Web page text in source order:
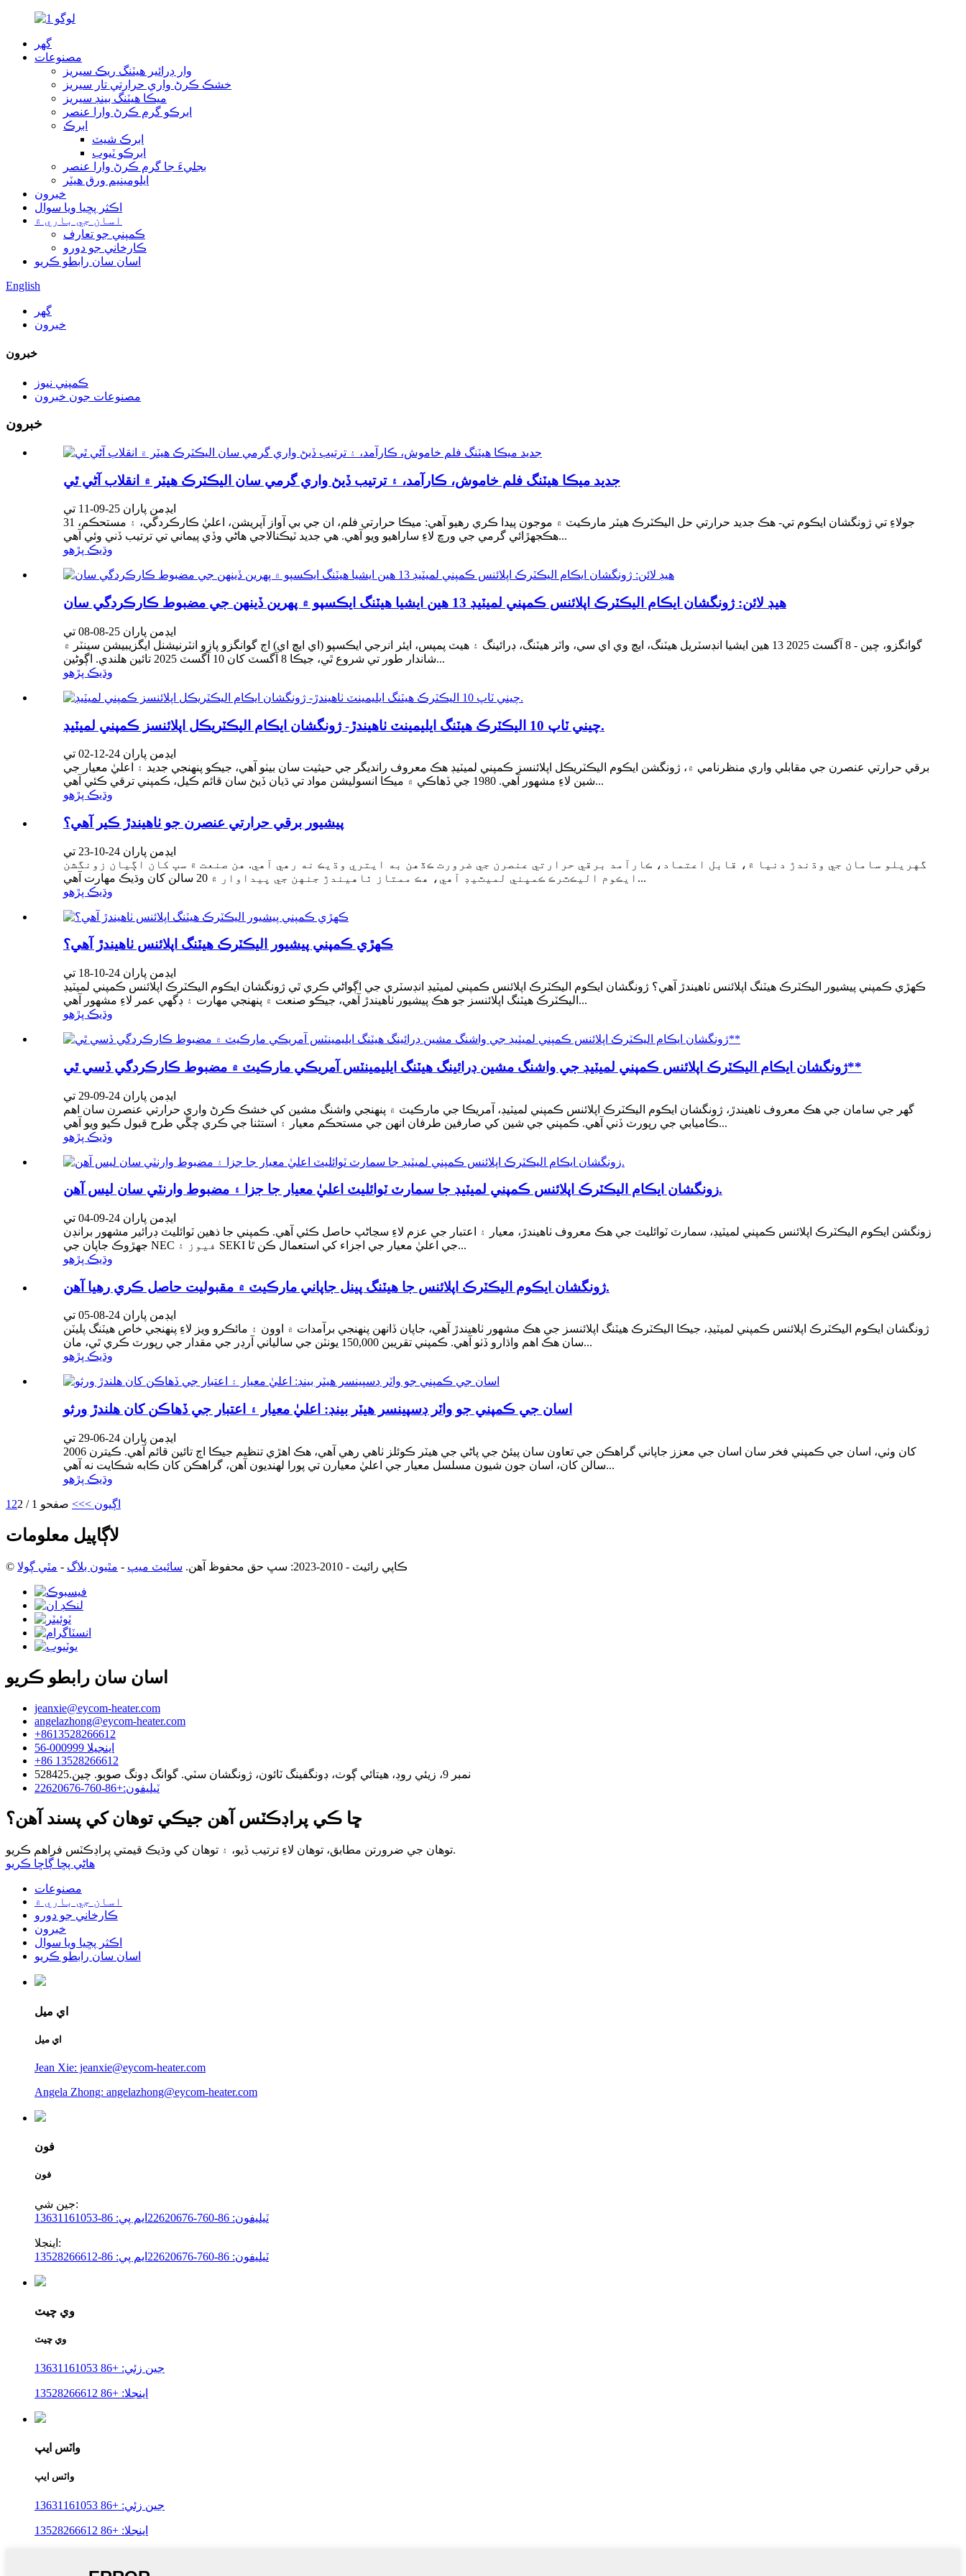
گھر
مصنوعات
وار ڊرائير هيٽنگ ريڪ سيريز
خشڪ ڪرڻ واري حرارتي تار سيريز
ميڪا هيٽنگ بينڊ سيريز
ابرڪو گرم ڪرڻ وارا عنصر
ابرڪ
ابرڪ شيٽ
ابرڪو ٽيوب
بجليءَ جا گرم ڪرڻ وارا عنصر
ايلومينيم ورق هيٽر
خبرون
اڪثر پڇيا ويا سوال
اسان جي باري ۾
ڪمپني جو تعارف
ڪارخاني جو دورو
اسان سان رابطو ڪريو
English
گھر
خبرون
خبرون
ڪمپني نيوز
مصنوعات جون خبرون
خبرون
جديد ميڪا هيٽنگ فلم خاموش، ڪارآمد، ۽ ترتيب ڏيڻ واري گرمي سان اليڪٽرڪ هيٽر ۾ انقلاب آڻي ٿي
ايڊمن پاران 25-09-11 تي
31 جولاءِ تي ژونگشان ايڪوم تي- هڪ جديد حرارتي حل اليڪٽرڪ هيٽر مارڪيٽ ۾ موجون پيدا ڪري رهيو آهي: ميڪا حرارتي فلم، ان جي بي آواز آپريشن، اعليٰ ڪارڪردگي، ۽ مستحڪم،
هڪجهڙائي گرمي جي ورڇ لاءِ ساراهيو ويو آهي. هي جديد ٽيڪنالاجي هاڻي وڏي پيماني تي ترتيب ڏني وئي آهي...
وڌيڪ پڙهو
هيڊ لائن: ژونگشان ايڪام اليڪٽرڪ اپلائنس ڪمپني لميٽيڊ 13 هين ايشيا هيٽنگ ايڪسپو ۾ پهرين ڏينهن جي مضبوط ڪارڪردگي سان
ايڊمن پاران 25-08-08 تي
گوانگزو، چين - 8 آگسٽ 2025 13 هين ايشيا انڊسٽريل هيٽنگ، ايڇ وي اي سي، واٽر هيٽنگ، ڊرائينگ ۽ هيٽ پمپس، ايئر انرجي ايڪسپو (اي ايڇ اي) اڄ گوانگزو پازو انٽرنيشنل ايگزيبيشن سينٽر ۾
شاندار طور تي شروع ٿي، جيڪا 8 آگسٽ کان 10 آگسٽ 2025 تائين هلندي. اڳوڻين...
وڌيڪ پڙهو
چيني ٽاپ 10 اليڪٽرڪ هيٽنگ ايليمينٽ ٺاهيندڙ- ژونگشان ايڪام اليڪٽريڪل اپلائنسز ڪمپني لميٽيڊ.
ايڊمن پاران 24-12-02 تي
برقي حرارتي عنصرن جي مقابلي واري منظرنامي ۾، ژونگشن ايڪوم اليڪٽريڪل اپلائنسز ڪمپني لميٽيڊ هڪ معروف رانديگر جي حيثيت سان بيٺو آهي، جيڪو پنهنجي جديد ۽ اعليٰ معيار جي
شين لاءِ مشهور آهي. 1980 جي ڏهاڪي ۾ ميڪا انسوليشن مواد تي ڌيان ڏيڻ سان قائم ڪيل، ڪمپني ترقي ڪئي آهي...
وڌيڪ پڙهو
پيشيور برقي حرارتي عنصرن جو ٺاهيندڙ ڪير آهي؟
ايڊمن پاران 24-10-23 تي
گهريلو سامان جي وڌندڙ دنيا ۾، قابل اعتماد، ڪارآمد برقي حرارتي عنصرن جي ضرورت ڪڏهن به ايتري وڌيڪ نه رهي آهي. هن صنعت ۾ سڀ کان اڳيان زونگشن
ايڪوم اليڪٽرڪ ڪمپني لميٽيڊ آهي، هڪ ممتاز ٺاهيندڙ جنهن جي پيداوار ۾ 20 سالن کان وڌيڪ مهارت آهي...
وڌيڪ پڙهو
ڪهڙي ڪمپني پيشيور اليڪٽرڪ هيٽنگ اپلائنس ٺاهيندڙ آهي؟
ايڊمن پاران 24-10-18 تي
ڪهڙي ڪمپني پيشيور اليڪٽرڪ هيٽنگ اپلائنس ٺاهيندڙ آهي؟ ژونگشان ايڪوم اليڪٽرڪ اپلائنس ڪمپني لميٽيڊ انڊسٽري جي اڳواڻي ڪري ٿي ژونگشان ايڪوم اليڪٽرڪ اپلائنس ڪمپني لميٽيڊ
اليڪٽرڪ هيٽنگ اپلائنسز جو هڪ پيشيور ٺاهيندڙ آهي، جيڪو صنعت ۾ پنهنجي مهارت ۽ ڊگهي عمر لاءِ مشهور آهي...
وڌيڪ پڙهو
ژونگشان ايڪام اليڪٽرڪ اپلائنس ڪمپني لميٽيڊ جي واشنگ مشين ڊرائينگ هيٽنگ ايليمينٽس آمريڪي مارڪيٽ ۾ مضبوط ڪارڪردگي ڏسي ٿي**
ايڊمن پاران 24-09-29 تي
گھر جي سامان جي هڪ معروف ٺاهيندڙ، ژونگشان ايڪوم اليڪٽرڪ اپلائنس ڪمپني لميٽيڊ، آمريڪا جي مارڪيٽ ۾ پنهنجي واشنگ مشين کي خشڪ ڪرڻ واري حرارتي عنصرن سان اهم
ڪاميابي جي رپورٽ ڏني آهي. ڪمپني جي شين کي صارفين طرفان انهن جي مستحڪم معيار ۽ استثنا جي ڪري چڱي طرح قبول ڪيو ويو آهي...
وڌيڪ پڙهو
زونگشان ايڪام اليڪٽرڪ اپلائنس ڪمپني لميٽيڊ جا سمارٽ ٽوائليٽ اعليٰ معيار جا جزا ۽ مضبوط وارنٽي سان ليس آهن.
ايڊمن پاران 24-09-04 تي
زونگشن ايڪوم اليڪٽرڪ اپلائنس ڪمپني لميٽيڊ، سمارٽ ٽوائليٽ جي هڪ معروف ٺاهيندڙ، معيار ۽ اعتبار جي عزم لاءِ سڃاڻپ حاصل ڪئي آهي. ڪمپني جا ذهين ٽوائليٽ ڊرائير مشهور برانڊن
جهڙوڪ جاپان جي NEC فيوز ۽ SEKI جي اعليٰ معيار جي اجزاء کي استعمال ڪن ٿا...
وڌيڪ پڙهو
ژونگشان ايڪوم اليڪٽرڪ اپلائنس جا هيٽنگ پينل جاپاني مارڪيٽ ۾ مقبوليت حاصل ڪري رهيا آهن.
ايڊمن پاران 24-08-05 تي
ژونگشان ايڪوم اليڪٽرڪ اپلائنس ڪمپني لميٽيڊ، جيڪا اليڪٽرڪ هيٽنگ اپلائنسز جي هڪ مشهور ٺاهيندڙ آهي، جاپان ڏانهن پنهنجي برآمدات ۾ اوون ۽ مائڪرو ويز لاءِ پنهنجي خاص هيٽنگ پليٽن
سان هڪ اهم واڌارو ڏٺو آهي. ڪمپني تقريبن 150,000 يونٽن جي سالياني آرڊر جي مقدار جي رپورٽ ڪري ٿي، مان...
وڌيڪ پڙهو
اسان جي ڪمپني جو واٽر ڊسپينسر هيٽر بينڊ: اعليٰ معيار ۽ اعتبار جي ڏهاڪن کان هلندڙ ورثو
ايڊمن پاران 24-06-29 تي
2006 کان وٺي، اسان جي ڪمپني فخر سان اسان جي معزز جاپاني گراهڪن جي تعاون سان پيئڻ جي پاڻي جي هيٽر ڪوئلز ٺاهي رهي آهي، هڪ اهڙي تنظيم جيڪا اڄ تائين قائم آهي. ڪيترن
سالن کان، اسان جون شيون مسلسل معيار جي اعليٰ معيارن تي پورا لهنديون آهن، گراهڪن کان ڪابه شڪايت نه آهي...
وڌيڪ پڙهو
1 2 اڳيون >>> صفحو 1 / 2
لاڳاپيل معلومات
© ڪاپي رائيٽ - 2010-2023: سڀ حق محفوظ آهن. سائيٽ ميپ - مٿيون بلاگ - مٿي ڳولا
اسان سان رابطو ڪريو
jeanxie@eycom-heater.com
angelazhong@eycom-heater.com
+8613528266612
اينجيلا 000999-56
+86 13528266612
نمبر 9، زيئي روڊ، هيتائي ڳوٺ، ڊونگفينگ ٽائون، ژونگشان سٽي. گوانگ ڊونگ صوبو. چين.528425
ٽيليفون:+86-760-22620676
ڇا ڪي پراڊڪٽس آھن جيڪي توھان کي پسند آھن؟
توهان جي ضرورتن مطابق، توهان لاءِ ترتيب ڏيو، ۽ توهان کي وڌيڪ قيمتي پراڊڪٽس فراهم ڪريو.
هاڻي پڇا ڳاڇا ڪريو
مصنوعات
اسان جي باري ۾
ڪارخاني جو دورو
خبرون
اڪثر پڇيا ويا سوال
اسان سان رابطو ڪريو
اي ميل
اي ميل
Jean Xie: jeanxie@eycom-heater.com
Angela Zhong: angelazhong@eycom-heater.com
فون
فون
جين شي:
ٽيليفون: 86-760-22620676
ايم پي: 86-13631161053
اينجلا:
ٽيليفون: 86-760-22620676
ايم پي: 86-13528266612
وي چيٽ
وي چيٽ
جين زئي: +86 13631161053
اينجلا: +86 13528266612
واٽس ايپ
واٽس ايپ
جين زئي: +86 13631161053
اينجلا: +86 13528266612